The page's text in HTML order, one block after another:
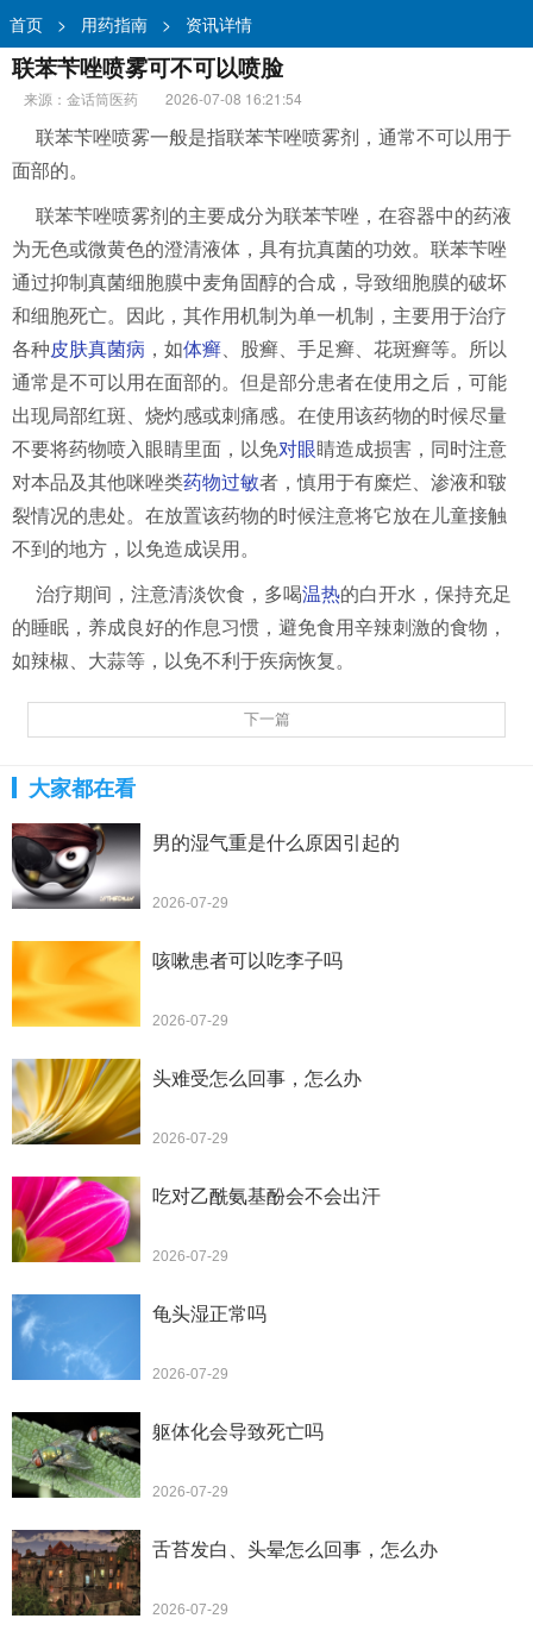
首页 > 用药指南 > 资讯详情
联苯苄唑喷雾可不可以喷脸
来源：金话筒医药
2026-07-08 16:21:54
联苯苄唑喷雾一般是指联苯苄唑喷雾剂，通常不可以用于
面部的。
联苯苄唑喷雾剂的主要成分为联苯苄唑，在容器中的药液
为无色或微黄色的澄清液体，具有抗真菌的功效。联苯苄唑
通过抑制真菌细胞膜中麦角固醇的合成，导致细胞膜的破坏
和细胞死亡。因此，其作用机制为单一机制，主要用于治疗
各种皮肤真菌病 ，如体癣 、股癣、手足癣、花斑癣等。所以
通常是不可以用在面部的。但是部分患者在使用之后，可能
出现局部红斑、烧灼感或刺痛感。在使用该药物的时候尽量
不要将药物喷入眼睛里面，以免对眼睛造成损害，同时注意
对本品及其他咪唑类药物过敏者，慎用于有糜烂、渗液和皲
裂情况的患处。在放置该药物的时候注意将它放在儿童接触
不到的地方，以免造成误用。
治疗期间，注意清淡饮食，多喝温热的白开水，保持充足
的睡眠，养成良好的作息习惯，避免食用辛辣刺激的食物，
如辣椒、大蒜等，以免不利于疾病恢复。
下一篇
大家都在看
男的湿气重是什么原因引起的
2026-07-29
咳嗽患者可以吃李子吗
2026-07-29
头难受怎么回事，怎么办
2026-07-29
吃对乙酰氨基酚会不会出汗
2026-07-29
龟头湿正常吗
2026-07-29
躯体化会导致死亡吗
2026-07-29
舌苔发白、头晕怎么回事，怎么办
2026-07-29